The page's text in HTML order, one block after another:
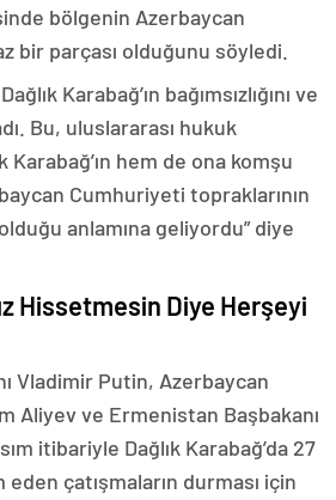
bölgenin Azerbaycan
bir parçası olduğunu söyledi.
Karabağ’ın bağımsızlığını ve
Bu, uluslararası hukuk
Karabağ’ın hem de ona komşu
Cumhuriyeti topraklarının
anlamına geliyordu” diye
Hissetmesin Diye Herşeyi
Vladimir Putin, Azerbaycan
Aliyev ve Ermenistan Başbakanı
itibariyle Dağlık Karabağ’da 27
eden çatışmaların durması için